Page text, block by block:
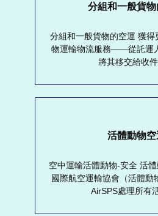
分組和一般貨物
分組和一般貨物的空運 獲得
物運輸物流服務——從託運
將其移交給收件
活體動物空
空中運輸活體動物-安全 活
國際航空運輸協會（活體動
AirSPS處理所有